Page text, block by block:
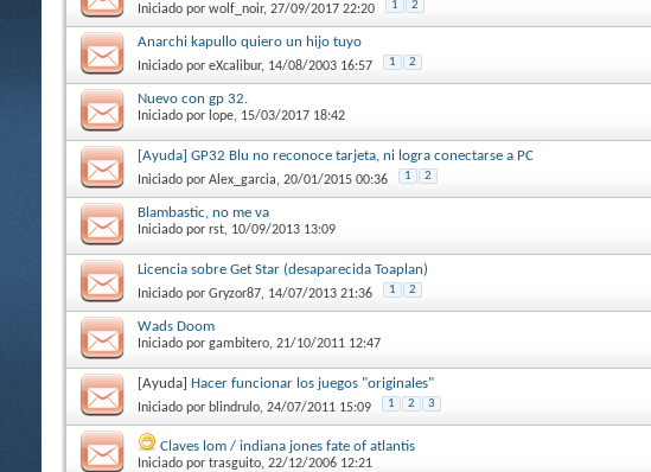
Iniciado por wolf_noir, 27/09/2017 22:20 1 2
Anarchi kapullo quiero un hijo tuyo
Iniciado por eXcalibur, 14/08/2003 16:57 1 2
Nuevo con gp 32.
Iniciado por lope, 15/03/2017 18:42
[Ayuda] GP32 Blu no reconoce tarjeta, ni logra conectarse a PC
Iniciado por Alex_garcia, 20/01/2015 00:36 1 2
Blambastic, no me va
Iniciado por rst, 10/09/2013 13:09
Licencia sobre Get Star (desaparecida Toaplan)
Iniciado por Gryzor87, 14/07/2013 21:36 1 2
Wads Doom
Iniciado por gambitero, 21/10/2011 12:47
[Ayuda] Hacer funcionar los juegos "originales"
Iniciado por blindrulo, 24/07/2011 15:09 1 2 3
Claves lom / indiana jones fate of atlantis
Iniciado por trasguito, 22/12/2006 12:21